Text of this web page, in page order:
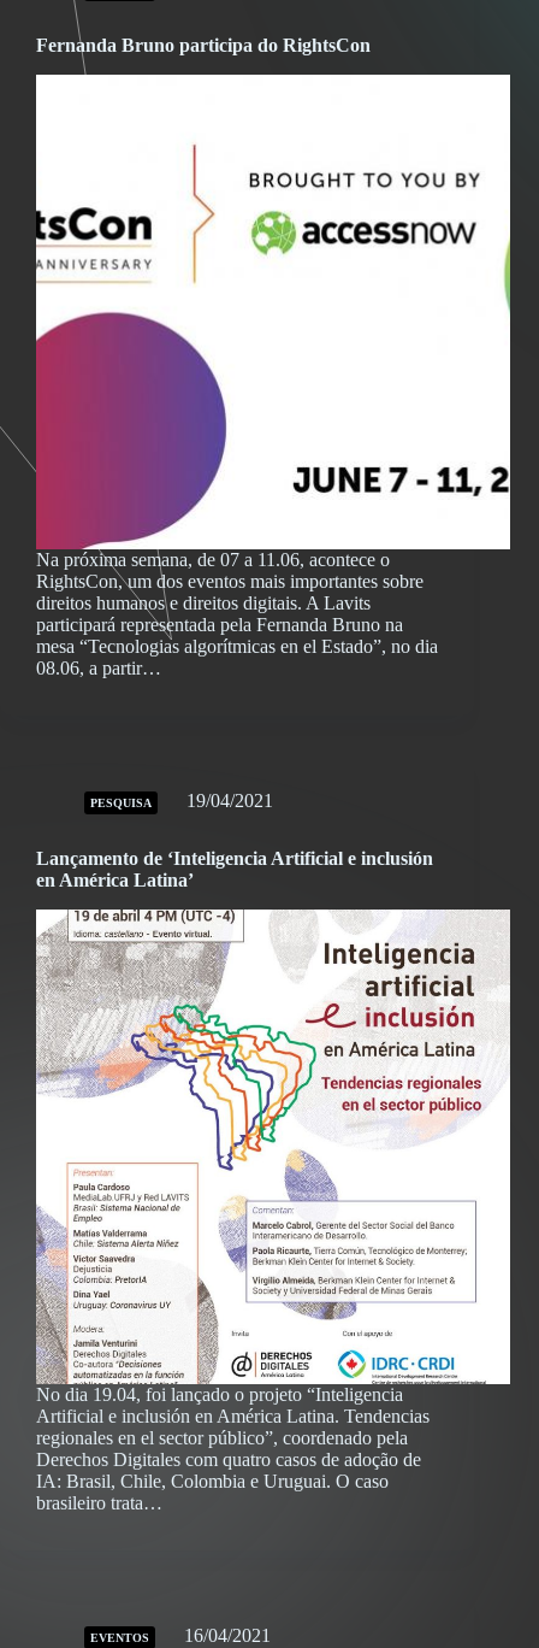
Fernanda Bruno participa do RightsCon
Na próxima semana, de 07 a 11.06, acontece o
RightsCon, um dos eventos mais importantes sobre
direitos humanos e direitos digitais. A Lavits
participará representada pela Fernanda Bruno na
mesa “Tecnologias algorítmicas en el Estado”, no dia
08.06, a partir…
PESQUISA 19/04/2021
Lançamento de ‘Inteligencia Artificial e inclusión
en América Latina’
No dia 19.04, foi lançado o projeto “Inteligencia
Artificial e inclusión en América Latina. Tendencias
regionales en el sector público”, coordenado pela
Derechos Digitales com quatro casos de adoção de
IA: Brasil, Chile, Colombia e Uruguai. O caso
brasileiro trata…
EVENTOS 16/04/2021